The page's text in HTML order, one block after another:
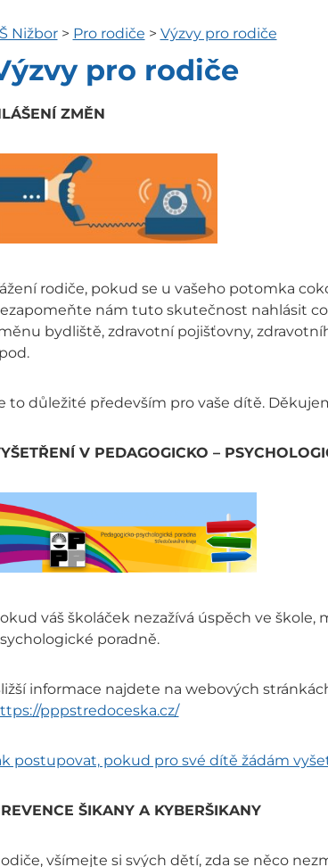
Nižbor> Pro rodiče > Výzvy pro rodiče
pro rodiče
ZMĚN
rodiče, pokud se u vašeho potomka
nám tuto skutečnost nahlásit
bydliště, zdravotní pojišťovny,
to důležité především pro vaše dítě.
V PEDAGOGICKO –
váš školáček nezažívá úspěch ve
poradně.
informace najdete na webových
pppstredoceska.cz/
postupovat, pokud pro své dítě žádám
ŠIKANY A KYBERŠIKANY
všímejte si svých dětí, zda se něco